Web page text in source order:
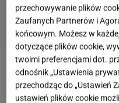
Zobacz wideo
mięsa. Przepis jak od
przechowywanie plików
Zaufanych Partnerów i
końcowym. Możesz w
dotyczące plików cookie,
twoimi preferencjami dot.
odnośnik „Ustawienia
przechodząc do „Ustawień
ustawień plików cookie